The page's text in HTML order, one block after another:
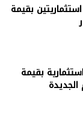
بقيمة
تطرح 3 فرص استثمارية بقيمة